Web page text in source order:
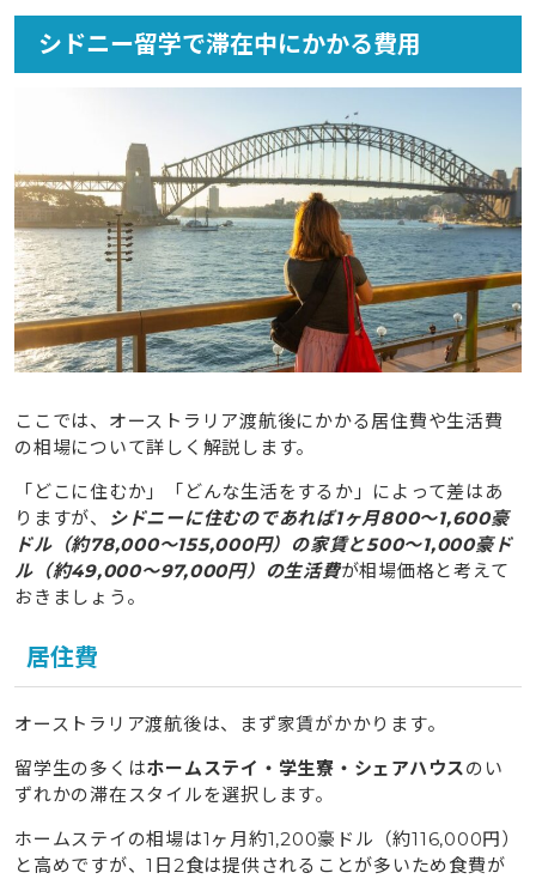
シドニー留学で滞在中にかかる費用
ここでは、オーストラリア渡航後にかかる居住費や生活費
の相場について詳しく解説します。
「どこに住むか」「どんな生活をするか」によって差はあ
りますが、
シドニーに住むのであれば1ヶ月800〜1,600豪
ドル（約78,000〜155,000円）の家賃と500〜1,000豪ド
ル（約49,000〜97,000円）の生活費が相場価格と考えて
おきましょう。
居住費
オーストラリア渡航後は、まず家賃がかかります。
留学生の多くはホームステイ・学生寮・シェアハウスのい
ずれかの滞在スタイルを選択します。
ホームステイの相場は1ヶ月約1,200豪ドル（約116,000円）
と高めですが、1日2食は提供されることが多いため食費が